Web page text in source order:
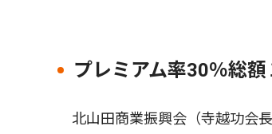
プレミアム率30％総
北山田商業振興会（寺越功会